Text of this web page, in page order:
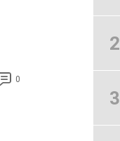
0
2
3